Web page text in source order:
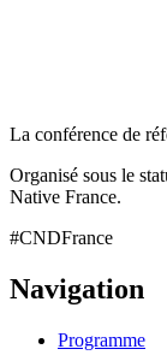
La conférence de
Organisé sous le
Native France.
#CNDFrance
Navigation
Programme